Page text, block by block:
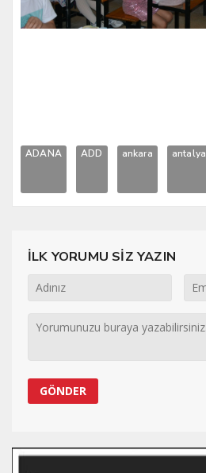
ADANA ADD ankara antalya
İLK YORUMU SİZ YAZIN